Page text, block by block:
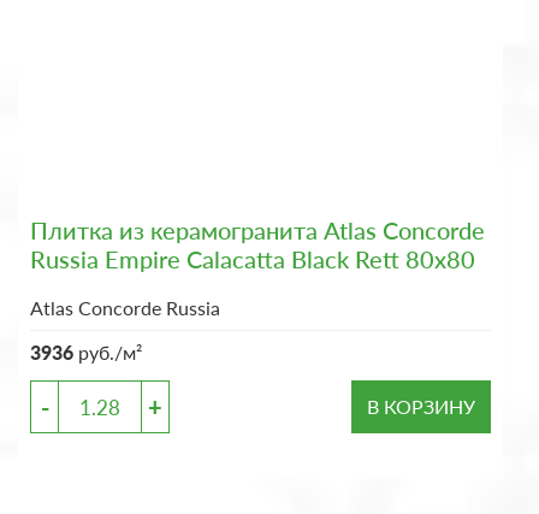
Плитка из керамогранита Atlas Concorde
Russia Empire Calacatta Black Rett 80x80
Atlas Concorde Russia
3936 руб./м²
- + В КОРЗИНУ